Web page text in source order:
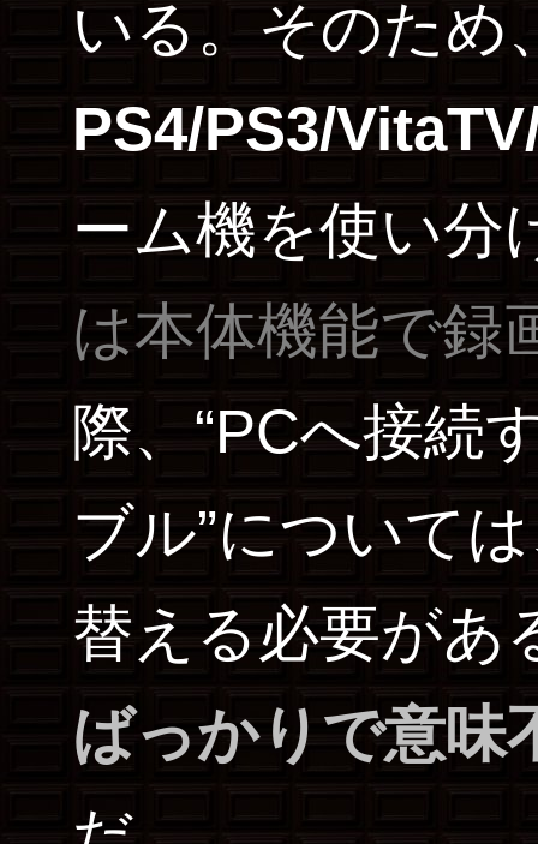
いる。そのため
PS4/PS3/
ーム機を使い分
は本体機能で録
際、“PCへ接続
ブル”について
替える必要があ
ばっかりで意味